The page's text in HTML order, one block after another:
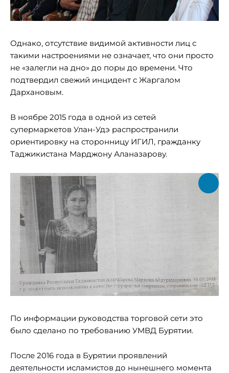
Однако, отсутствие видимой активности лиц с
такими настроениями не означает, что они просто
не «залегли на дно» до поры до времени. Что
подтвердил свежий инцидент с Жаргалом
Дархановым.
В ноябре 2015 года в одной из сетей
супермаркетов Улан-Удэ распространили
ориентировку на сторонницу ИГИЛ, гражданку
Таджикистана Марджону Аланазарову.
По информации руководства торговой сети это
было сделано по требованию УМВД Бурятии.
После 2016 года в Бурятии проявлений
деятельности исламистов до нынешнего момента